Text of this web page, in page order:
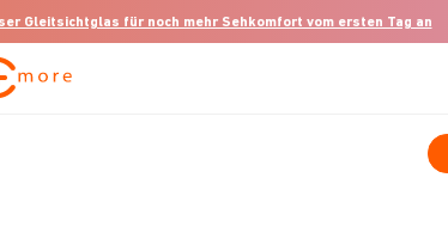
Gleitsichtglas für noch mehr Sehkomfort vom ersten Tag an